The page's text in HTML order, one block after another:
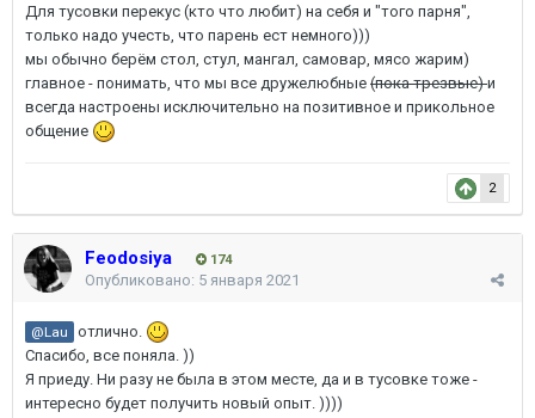
Для тусовки перекус (кто что любит) на себя и "того парня",
только надо учесть, что парень ест немного)))
мы обычно берём стол, стул, мангал, самовар, мясо жарим)
главное - понимать, что мы все дружелюбные (пока трезвые)и
всегда настроены исключительно на позитивное и прикольное
общение
2
Feodosiya 174
Опубликовано: 5 января 2021
@Lau
отлично.
Спасибо, все поняла. ))
Я приеду. Ни разу не была в этом месте, да и в тусовке тоже -
интересно будет получить новый опыт. ))))